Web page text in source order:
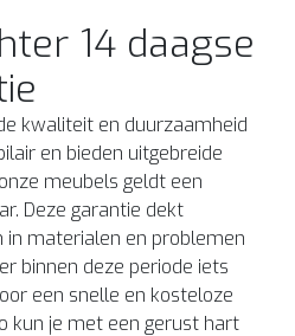
14 daagse
kwaliteit en duurzaamheid
en bieden uitgebreide
meubels geldt een
Deze garantie dekt
materialen en problemen
binnen deze periode iets
een snelle en kosteloze
kun je met een gerust hart